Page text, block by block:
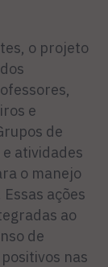
o projeto
e
de
atividades
o manejo
ações
ao
de
nas